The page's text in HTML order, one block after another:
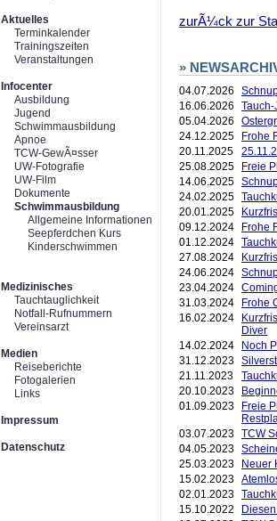
Aktuelles
Terminkalender
Trainingszeiten
Veranstaltungen
Infocenter
Ausbildung
Jugend
Schwimmausbildung
Apnoe
TCW-GewÃ¤sser
UW-Fotografie
UW-Film
Dokumente
Schwimmausbildung
Allgemeine Informationen
Seepferdchen Kurs
Kinderschwimmen
Medizinisches
Tauchtauglichkeit
Notfall-Rufnummern
Vereinsarzt
Medien
Reiseberichte
Fotogalerien
Links
Impressum
Datenschutz
zurÃ¼ck zur
»
04.07.2026
16.06.2026
05.04.2026
24.12.2025
Frohe
20.11.2025
25.08.2025
Freie
14.06.2025
24.02.2025
20.01.2025
09.12.2024
Frohe
01.12.2024
27.08.2024
24.06.2024
23.04.2024
31.03.2024
Frohe
16.02.2024
Diver
14.02.2024
Noch
31.12.2023
21.11.2023
20.10.2023
01.09.2023
Freie
03.07.2023 TCW
04.05.2023
25.03.2023
Neuer
15.02.2023
02.01.2023
15.10.2022